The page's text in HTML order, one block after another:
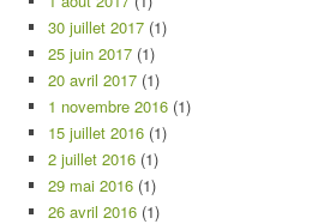
30 juillet 2017 (1)
25 juin 2017 (1)
20 avril 2017 (1)
1 novembre 2016 (1)
15 juillet 2016 (1)
2 juillet 2016 (1)
29 mai 2016 (1)
26 avril 2016 (1)